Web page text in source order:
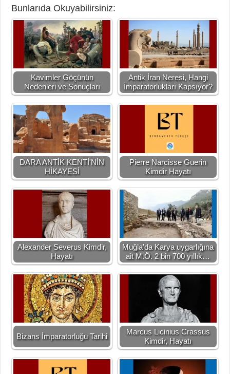
Bunlarıda Okuyabilirsiniz:
Kavimler Göçünün
Nedenleri ve Sonuçları
Antik İran Neresi, Hangi
İmparatorlukları Kapsıyor?
DARA ANTİK KENTİ'NİN
HİKAYESİ
Pierre Narcisse Guerin
Kimdir Hayatı
Alexander Severus Kimdir,
Hayatı
Muğla'da Karya uygarlığına
ait M.Ö. 2 bin 700 yıllık…
Bizans İmparatorluğu Tarihi
Marcus Licinius Crassus
Kimdir, Hayatı